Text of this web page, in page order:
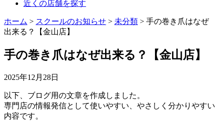
近くの店舗を探す
ホーム > スクールのお知らせ > 未分類 > 手の巻き爪はなぜ
出来る？【金山店】
手の巻き爪はなぜ出来る？【金山店】
2025年12月28日
以下、ブログ用の文章を作成しました。
専門店の情報発信として使いやすい、やさしく分かりやすい
内容です。